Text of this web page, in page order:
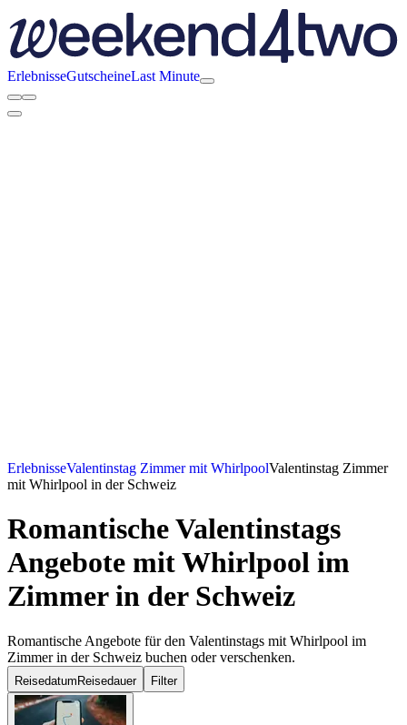
ErlebnisseGutscheineLast Minute
ErlebnisseValentinstag Zimmer mit WhirlpoolValentinstag Zimmer
mit Whirlpool in der Schweiz
Romantische Valentinstags
Angebote mit Whirlpool im
Zimmer in der Schweiz
Romantische Angebote für den Valentinstags mit Whirlpool im
Zimmer in der Schweiz buchen oder verschenken.
Reisedatum Reisedauer Filter